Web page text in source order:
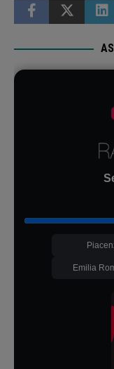
Emilia